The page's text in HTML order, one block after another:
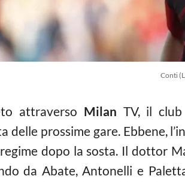
Conti
attraverso Milan TV, il
delle prossime gare. Ebbene,
dopo la sosta. Il dottor
da Abate, Antonelli e